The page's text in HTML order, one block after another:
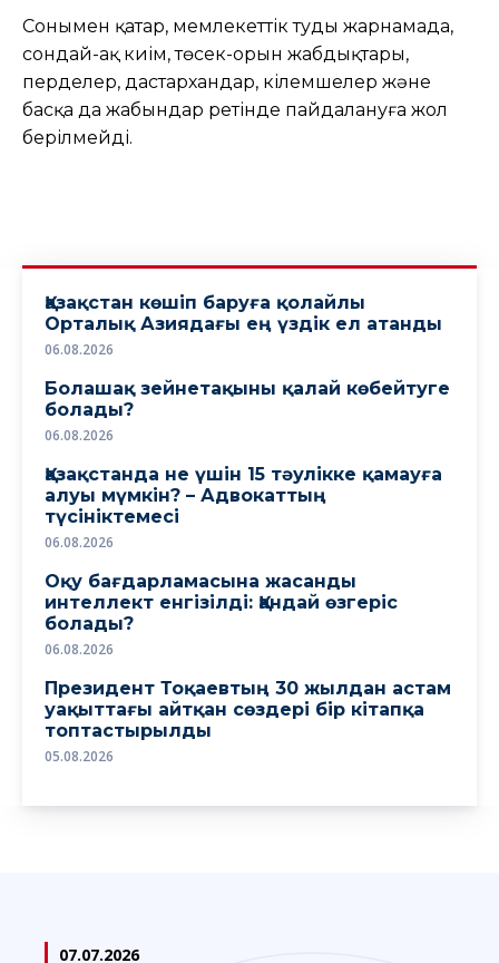
Сонымен қатар, мемлекеттік туды жарнамада,
сондай-ақ киім, төсек-орын жабдықтары,
перделер, дастархандар, кілемшелер және
басқа да жабындар ретінде пайдалануға жол
берілмейді.
Қазақстан көшіп баруға қолайлы
Орталық Азиядағы ең үздік ел атанды
06.08.2026
Болашақ зейнетақыны қалай көбейтуге
болады?
06.08.2026
Қазақстанда не үшін 15 тәулікке қамауға
алуы мүмкін? – Адвокаттың
түсініктемесі
06.08.2026
Оқу бағдарламасына жасанды
интеллект енгізілді: Қандай өзгеріс
болады?
06.08.2026
Президент Тоқаевтың 30 жылдан астам
уақыттағы айтқан сөздері бір кітапқа
топтастырылды
05.08.2026